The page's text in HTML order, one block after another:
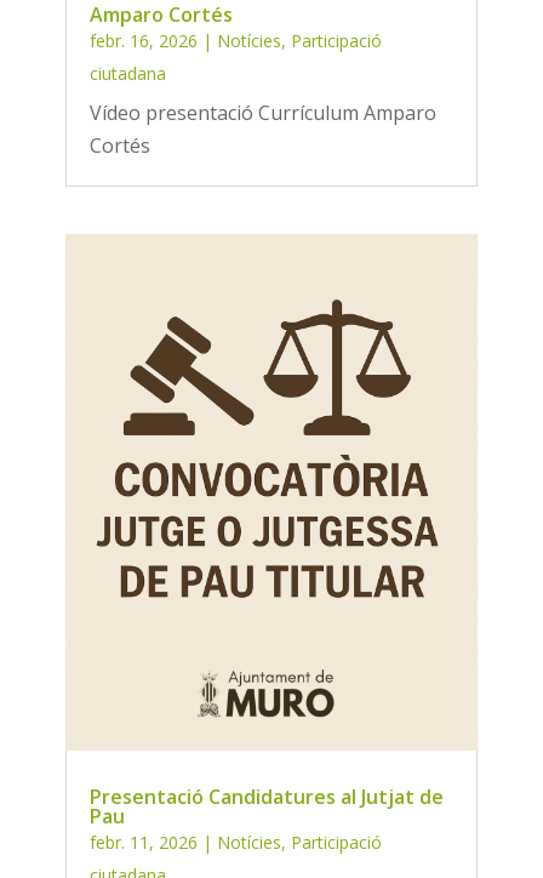
Amparo Cortés
febr. 16, 2026 | Notícies, Participació
ciutadana
Vídeo presentació Currículum Amparo
Cortés
Presentació Candidatures al Jutjat de
Pau
febr. 11, 2026 | Notícies, Participació